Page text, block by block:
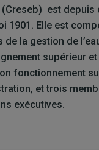
(Creseb) est depuis
1901. Elle est
la gestion de
supérieur
fonctionnement
et trois
exécutives.